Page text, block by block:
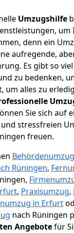
Umzugshilfe
um
denn ein
aufregende,
Es gibt so
zu bedenken,
um alles zu
Sie sich auf
stressfreien
freuen.
Rüningen,
, Praxisumzug,
in Erfurt
nach Rüningen
Angebotefür